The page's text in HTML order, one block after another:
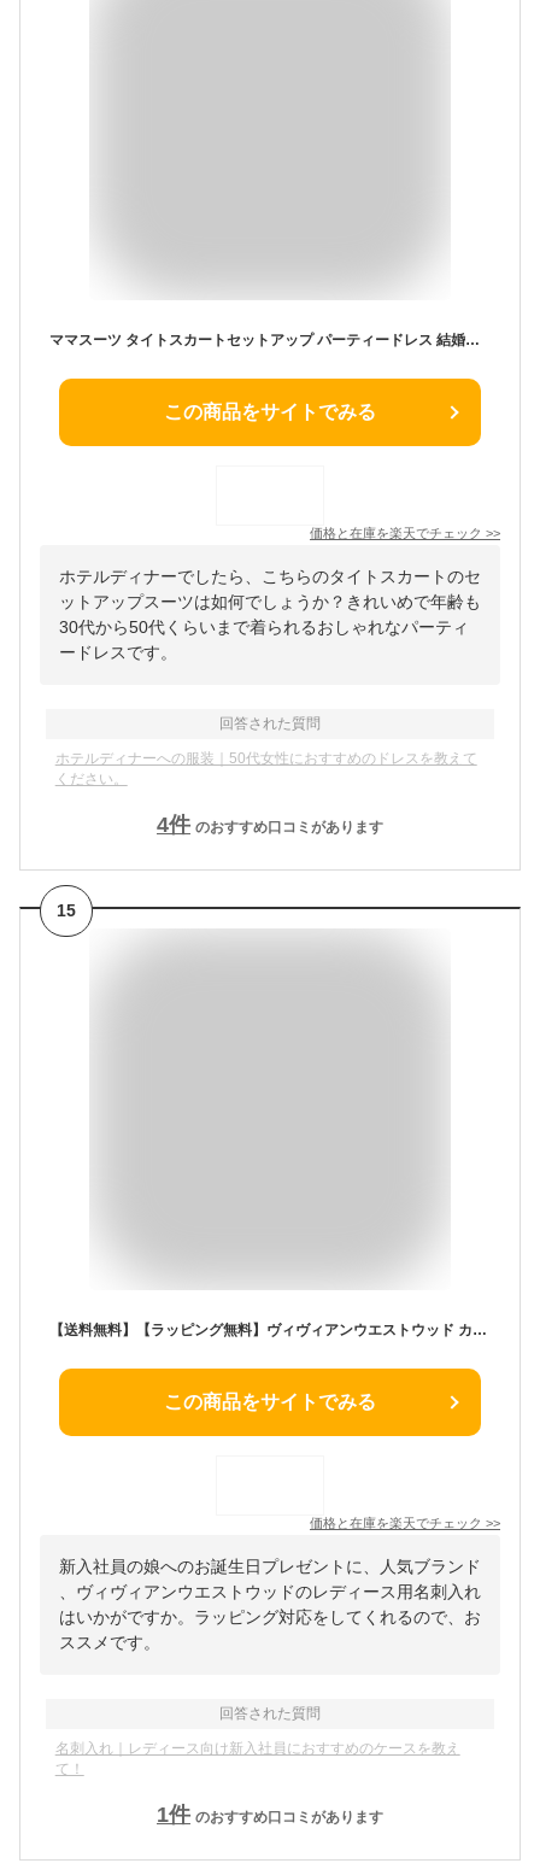
ママスーツ タイトスカートセットアップ パーティードレス 結婚式 フォーマル セレモニー 七五三 お宮参り 入学式 卒業式 きれいめ 上品 50代 40代 30代 ミセス レディース 春秋 親族 母親 服装 女性 オフィスカジュアル 通勤 即日発送 プレゼント ギフト
この商品をサイトでみる
価格と在庫を楽天でチェック >>
ホテルディナーでしたら、こちらのタイトスカートのセ
ットアップスーツは如何でしょうか？きれいめで年齢も
30代から50代くらいまで着られるおしゃれなパーティ
ードレスです。
回答された質問
ホテルディナーへの服装｜50代女性におすすめのドレスを教えて
ください。
4件 のおすすめ口コミがあります
15
【送料無料】【ラッピング無料】ヴィヴィアンウエストウッド カードケース 名刺入れ レディース ヴィンテージ WATER ORB ピンク 限定カラー Vivienne Westwood ヴィヴィアン ブランド 正規品 新品 ギフト プレゼント 人気 おすすめ
この商品をサイトでみる
価格と在庫を楽天でチェック >>
新入社員の娘へのお誕生日プレゼントに、人気ブランド
、ヴィヴィアンウエストウッドのレディース用名刺入れ
はいかがですか。ラッピング対応をしてくれるので、お
ススメです。
回答された質問
名刺入れ｜レディース向け新入社員におすすめのケースを教え
て！
1件 のおすすめ口コミがあります